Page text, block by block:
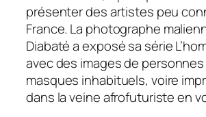
présenter des artistes peu
France. La photographe
Diabaté a exposé sa série
avec des images de
masques inhabituels, voire
dans la veine afrofuturiste en